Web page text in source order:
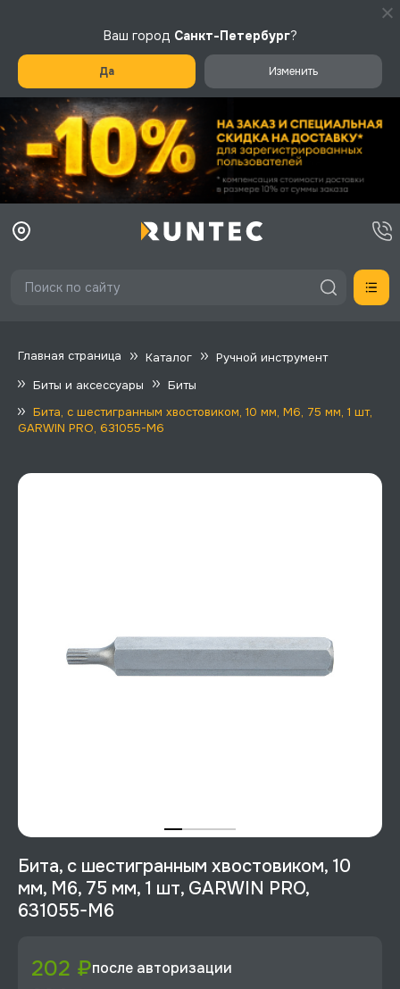
Ваш город Санкт-Петербург?
Да Изменить
Главная страница Каталог
Ручной инструмент
Биты и аксессуары
Биты
Бита, с шестигранным хвостовиком, 10 мм, M6, 75 мм, 1 шт,
GARWIN PRO, 631055-M6
Бита, с шестигранным хвостовиком, 10
мм, M6, 75 мм, 1 шт, GARWIN PRO,
631055-M6
202 ₽после авторизации